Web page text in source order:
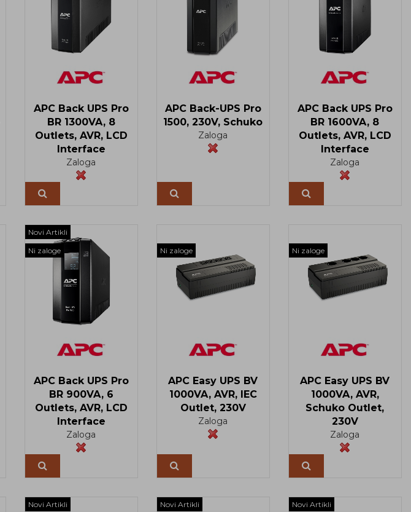
APC Back UPS Pro
BR 1300VA, 8
Outlets, AVR, LCD
Interface
Zaloga
APC Back-UPS Pro
1500, 230V, Schuko
Zaloga
APC Back UPS Pro
BR 1600VA, 8
Outlets, AVR, LCD
Interface
Zaloga
Ni zaloge
Novi Artikli
APC Back UPS Pro
BR 900VA, 6
Outlets, AVR, LCD
Interface
Zaloga
Ni zaloge
APC Easy UPS BV
1000VA, AVR, IEC
Outlet, 230V
Zaloga
Ni zaloge
APC Easy UPS BV
1000VA, AVR,
Schuko Outlet,
230V
Zaloga
Novi Artikli Novi Artikli Novi Artikli